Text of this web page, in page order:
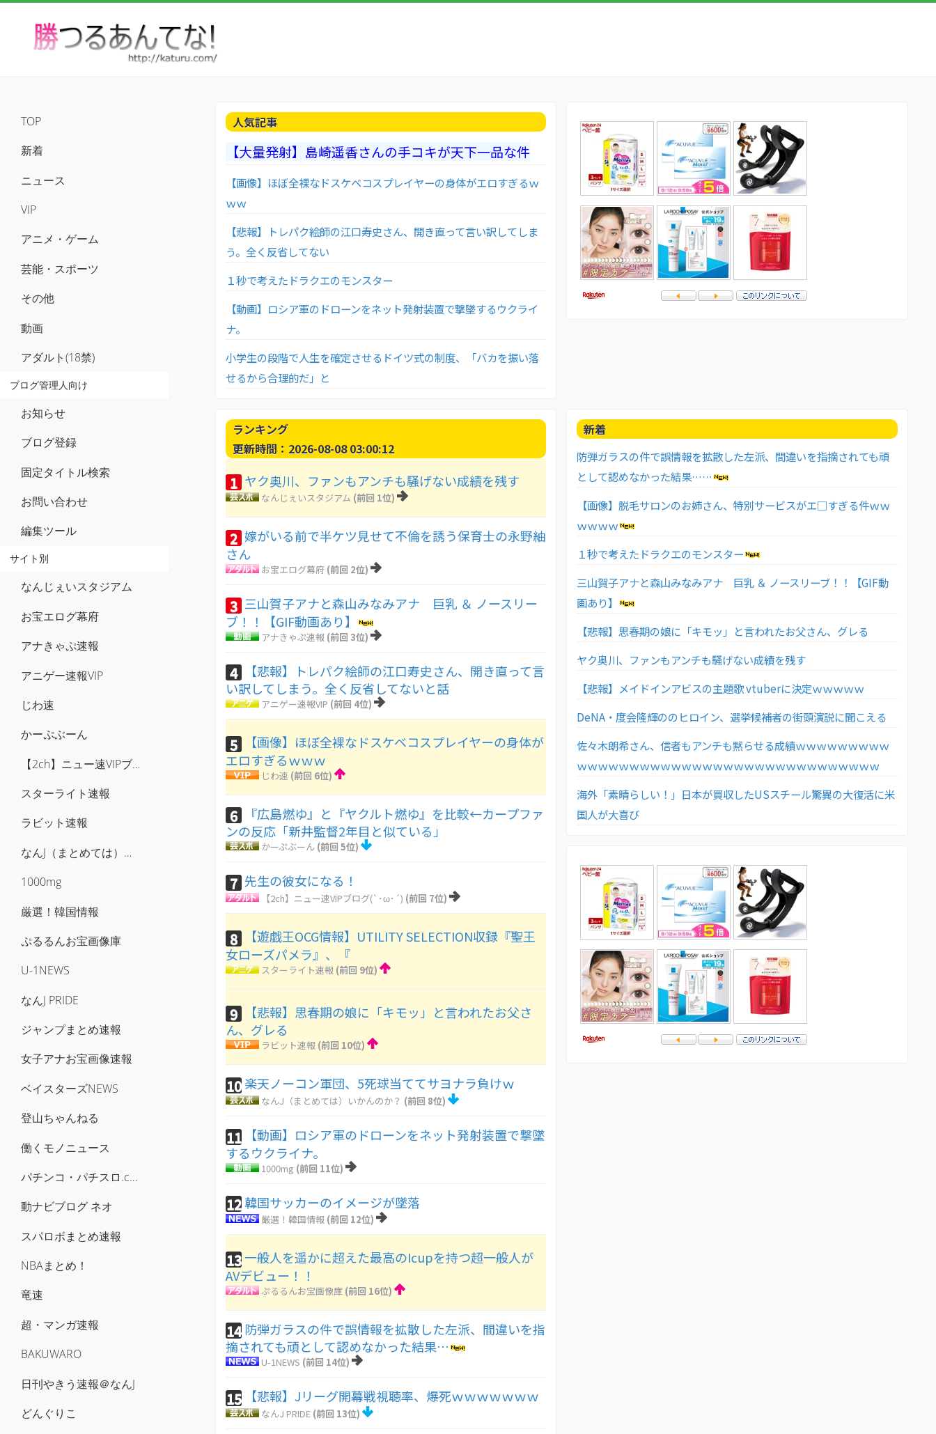
人気記事
【大量発射】島崎遥香さんの手コキが天下一品な件
【画像】ほぼ全裸なドスケベコスプレイヤーの身体がエロすぎるｗ
ｗｗ
【悲報】トレパク絵師の江口寿史さん、開き直って言い訳してしま
う。全く反省してない
１秒で考えたドラクエのモンスター
【動画】ロシア軍のドローンをネット発射装置で撃墜するウクライ
ナ。
小学生の段階で人生を確定させるドイツ式の制度、「バカを振い落
せるから合理的だ」と
ランキング
更新時間：2026-08-08 03:00:12
1 ヤク奥川、ファンもアンチも騒げない成績を残す
なんじぇいスタジアム (前回 1位)
2 嫁がいる前で半ケツ見せて不倫を誘う保育士の永野紬
さん
お宝エログ幕府 (前回 2位)
3 三山賀子アナと森山みなみアナ 巨乳 ＆ ノースリー
ブ！！【GIF動画あり】
アナきゃぷ速報 (前回 3位)
4
【悲報】トレパク絵師の江口寿史さん、開き直って言
い訳してしまう。全く反省してないと話
アニゲー速報VIP (前回 4位)
5
【画像】ほぼ全裸なドスケベコスプレイヤーの身体が
エロすぎるｗｗｗ
じわ速 (前回 6位)
6
『広島燃ゆ』と『ヤクルト燃ゆ』を比較←カープファ
ンの反応「新井監督2年目と似ている」
かーぷぶーん (前回 5位)
7 先生の彼女になる！
【2ch】ニュー速VIPブログ(`･ω･´) (前回 7位)
8
【遊戯王OCG情報】UTILITY SELECTION収録『聖王
女ローズパメラ』、『
スターライト速報 (前回 9位)
9
【悲報】思春期の娘に「キモッ」と言われたお父さ
ん、グレる
ラビット速報 (前回 10位)
10 楽天ノーコン軍団、5死球当ててサヨナラ負けｗ
なんJ（まとめては）いかんのか？ (前回 8位)
11
【動画】ロシア軍のドローンをネット発射装置で撃墜
するウクライナ。
1000mg (前回 11位)
12韓国サッカーのイメージが墜落
厳選！韓国情報 (前回 12位)
13一般人を遥かに超えた最高のIcupを持つ超一般人が
AVデビュー！！
ぷるるんお宝画像庫 (前回 16位)
14 防弾ガラスの件で誤情報を拡散した左派、間違いを指
摘されても頑として認めなかった結果…
U-1NEWS (前回 14位)
15 【悲報】Jリーグ開幕戦視聴率、爆死ｗｗｗｗｗｗｗ
なんJ PRIDE (前回 13位)
新着
防弾ガラスの件で誤情報を拡散した左派、間違いを指摘されても頑
として認めなかった結果……
【画像】脱毛サロンのお姉さん、特別サービスがエ□すぎる件ｗｗ
ｗｗｗｗ
１秒で考えたドラクエのモンスター
三山賀子アナと森山みなみアナ 巨乳 ＆ ノースリーブ！！【GIF動
画あり】
【悲報】思春期の娘に「キモッ」と言われたお父さん、グレる
ヤク奥川、ファンもアンチも騒げない成績を残す
【悲報】メイドインアビスの主題歌 vtuberに決定ｗｗｗｗｗ
DeNA・度会隆輝ののヒロイン、選挙候補者の街頭演説に聞こえる
佐々木朗希さん、信者もアンチも黙らせる成績ｗｗｗｗｗｗｗｗｗ
ｗｗｗｗｗｗｗｗｗｗｗｗｗｗｗｗｗｗｗｗｗｗｗｗｗｗｗｗｗ
海外「素晴らしい！」日本が買収したUSスチール驚異の大復活に米
国人が大喜び
TOP
新着
ニュース
VIP
アニメ・ゲーム
芸能・スポーツ
その他
動画
アダルト(18禁)
ブログ管理人向け
お知らせ
ブログ登録
固定タイトル検索
お問い合わせ
編集ツール
サイト別
なんじぇいスタジアム
お宝エログ幕府
アナきゃぷ速報
アニゲー速報VIP
じわ速
かーぷぶーん
【2ch】ニュー速VIPブログ(`･ω･´)
スターライト速報
ラビット速報
なんJ（まとめては）いかんのか？
1000mg
厳選！韓国情報
ぷるるんお宝画像庫
U-1NEWS
なんJ PRIDE
ジャンプまとめ速報
女子アナお宝画像速報
ベイスターズNEWS
登山ちゃんねる
働くモノニュース
パチンコ・パチスロ.com
動ナビブログ ネオ
スパロボまとめ速報
NBAまとめ！
竜速
超・マンガ速報
BAKUWARO
日刊やきう速報＠なんJ
どんぐりこ